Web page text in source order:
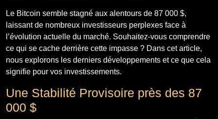
Le Bitcoin semble stagné aux alentours de 87 000 $,
laissant de nombreux investisseurs perplexes face à
l’évolution actuelle du marché. Souhaitez-vous comprendre
ce qui se cache derrière cette impasse ? Dans cet article,
nous explorons les derniers développements et ce que cela
signifie pour vos investissements.
Une Stabilité Provisoire près des 87
000 $